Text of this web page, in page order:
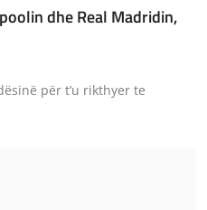
dhe Real Madridin,
për t’u rikthyer te